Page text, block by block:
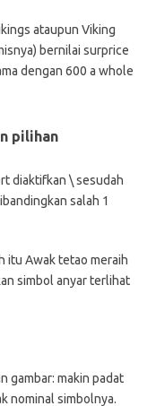
ataupun Viking
bernilai surprice
dengan 600 a whole
pilihan
diaktifkan \ sesudah
salah 1
itu Awak tetao meraih
simbol anyar terlihat
gambar: makin padat
nominal simbolnya.